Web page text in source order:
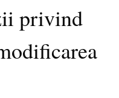
privind